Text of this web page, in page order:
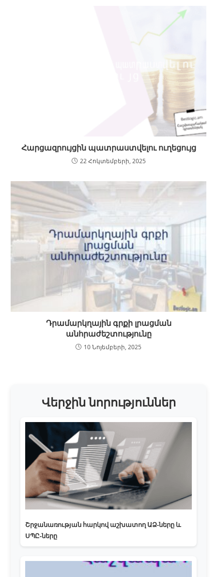
Հարցազրույցին պատրաստվելու ուղեցույց
22 Հոկտեմբերի, 2025
Դրամարկղային գրքի լրացման
անհրաժեշտությունը
10 Նոյեմբերի, 2025
Վերջին նորություններ
Շրջանառության հարկով աշխատող ԱՁ-ները և
ՍՊԸ-ները